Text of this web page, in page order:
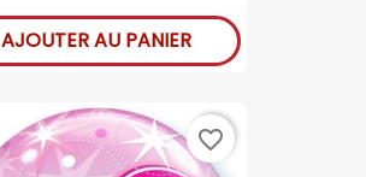
AJOUTER AU PANIER
favorite_border